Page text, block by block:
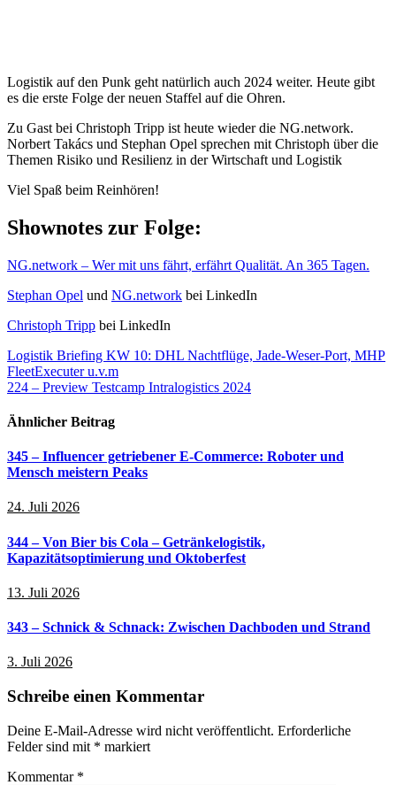
Logistik auf den Punk geht natürlich auch 2024 weiter. Heute gibt
es die erste Folge der neuen Staffel auf die Ohren.
Zu Gast bei Christoph Tripp ist heute wieder die NG.network.
Norbert Takács und Stephan Opel sprechen mit Christoph über die
Themen Risiko und Resilienz in der Wirtschaft und Logistik
Viel Spaß beim Reinhören!
Shownotes zur Folge:
NG.network – Wer mit uns fährt, erfährt Qualität. An 365 Tagen.
Stephan Opel und NG.network bei LinkedIn
Christoph Tripp bei LinkedIn
Beitragsnavigation
Logistik Briefing KW 10: DHL Nachtflüge, Jade-Weser-Port, MHP
FleetExecuter u.v.m
224 – Preview Testcamp Intralogistics 2024
Ähnlicher Beitrag
345 – Influencer getriebener E-Commerce: Roboter und
Mensch meistern Peaks
24. Juli 2026
344 – Von Bier bis Cola – Getränkelogistik,
Kapazitätsoptimierung und Oktoberfest
13. Juli 2026
343 – Schnick & Schnack: Zwischen Dachboden und Strand
3. Juli 2026
Schreibe einen Kommentar
Deine E-Mail-Adresse wird nicht veröffentlicht. Erforderliche
Felder sind mit * markiert
Kommentar *